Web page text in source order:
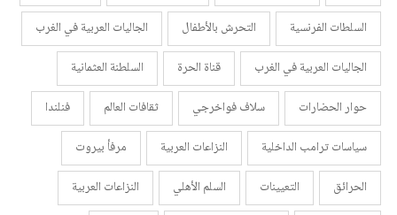
السلطات الفرنسية
التحرش بالأطفال
الجاليات العربية في الغرب
الجاليات العربية في الغرب
قناة الحرة
السلطنة العثمانية
حوار الحضارات
سلاف فواخرجي ثقافات العالم
فنلندا
سياسات ترامب الداخلية
النزاعات العربية
مرفأ بيروت
الحرائق
التعيينات السلم الأهلي
النزاعات العربية